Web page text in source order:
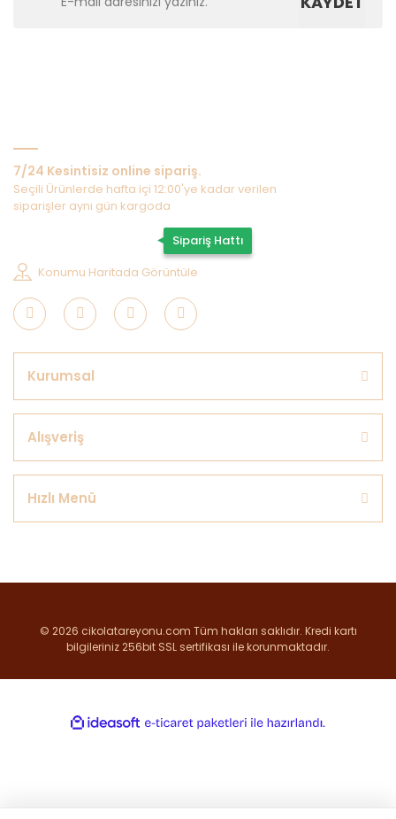
7/24 Kesintisiz online sipariş.
Seçili Ürünlerde hafta içi 12:00'ye kadar verilen
siparişler aynı gün kargoda
Sipariş Hattı
Konumu Haritada Görüntüle
Kurumsal
Alışveriş
Hızlı Menü
© 2026 cikolatareyonu.com Tüm hakları saklıdır. Kredi kartı
bilgileriniz 256bit SSL sertifikası ile korunmaktadır.
ideasoft
e-